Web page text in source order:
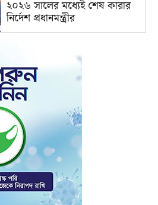
২০২৬ সালের মধ্যেই শেষ কারার
নির্দেশ প্রধানমন্ত্রীর